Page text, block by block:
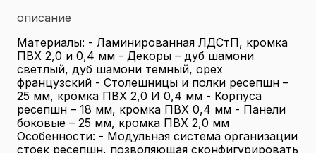
описание
Материалы: - Ламинированная ЛДСтП, кромка
ПВХ 2,0 и 0,4 мм - Декоры – дуб шамони
светлый, дуб шамони темный, орех
французский - Столешницы и полки ресепшн –
25 мм, кромка ПВХ 2,0 И 0,4 мм - Корпуса
ресепшн – 18 мм, кромка ПВХ 0,4 мм - Панели
боковые – 25 мм, кромка ПВХ 2,0 мм
Особенности: - Модульная система организации
стоек ресепшн, позволяющая сконфигурировать